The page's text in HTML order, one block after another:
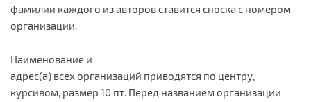
фамилии каждого из авторов ставится сноска с номером
организации.
Наименование и
адрес(а) всех организаций приводятся по центру,
курсивом, размер 10 пт. Перед названием организации